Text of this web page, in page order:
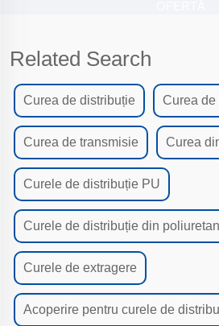
Related Search
Curea de distribuție Curea
Curea de transmisie Curea
Curele de distribuție PU
Curele de distribuție din poliuretan
Curele de extragere
Acoperire pentru curele de